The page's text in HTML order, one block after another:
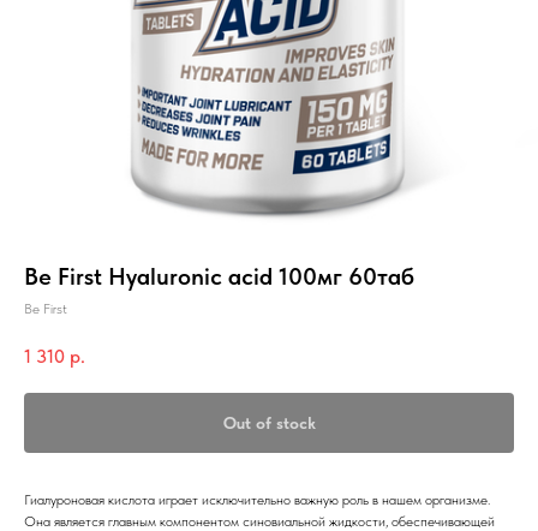
Be First Hyaluronic acid 100мг 60таб
Be First
1 310 р.
Out of stock
Гиалуроновая кислота играет исключительно важную роль в нашем организме.
Она является главным компонентом синовиальной жидкости, обеспечивающей